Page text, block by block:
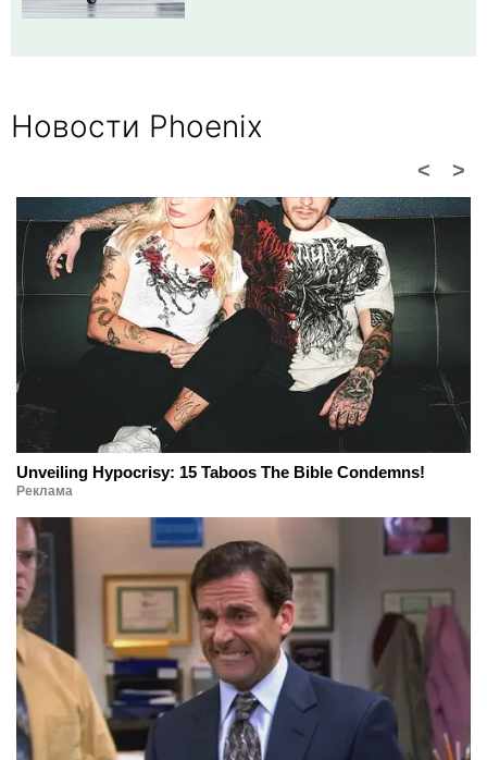
Новости Phoenix
>
<
Unveiling Hypocrisy: 15 Taboos The Bible Condemns!
Реклама